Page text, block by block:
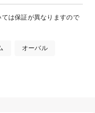
は保証が異なりますので
オーバル